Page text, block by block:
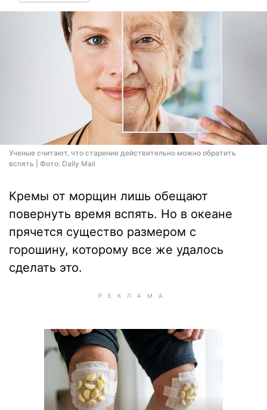
Ученые считают, что старение действительно можно обратить
вспять | Фото: Daily Mail
Кремы от морщин лишь обещают
повернуть время вспять. Но в океане
прячется существо размером с
горошину, которому все же удалось
сделать это.